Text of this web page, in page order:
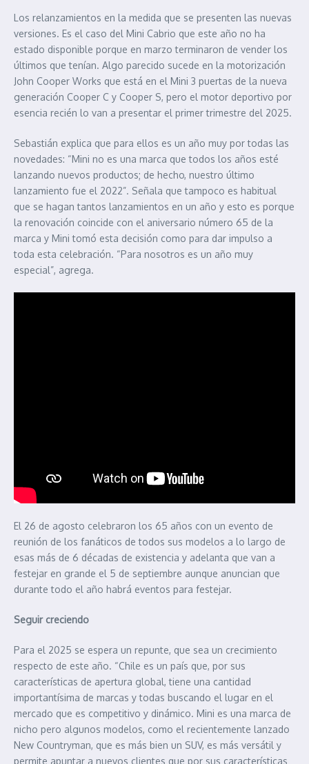
Los relanzamientos en la medida que se presenten las nuevas
versiones. Es el caso del Mini Cabrio que este año no ha
estado disponible porque en marzo terminaron de vender los
últimos que tenían. Algo parecido sucede en la motorización
John Cooper Works que está en el Mini 3 puertas de la nueva
generación Cooper C y Cooper S, pero el motor deportivo por
esencia recién lo van a presentar el primer trimestre del 2025.
Sebastián explica que para ellos es un año muy por todas las
novedades: “Mini no es una marca que todos los años esté
lanzando nuevos productos; de hecho, nuestro último
lanzamiento fue el 2022”. Señala que tampoco es habitual
que se hagan tantos lanzamientos en un año y esto es porque
la renovación coincide con el aniversario número 65 de la
marca y Mini tomó esta decisión como para dar impulso a
toda esta celebración. “Para nosotros es un año muy
especial”, agrega.
El 26 de agosto celebraron los 65 años con un evento de
reunión de los fanáticos de todos sus modelos a lo largo de
esas más de 6 décadas de existencia y adelanta que van a
festejar en grande el 5 de septiembre aunque anuncian que
durante todo el año habrá eventos para festejar.
Seguir creciendo
Para el 2025 se espera un repunte, que sea un crecimiento
respecto de este año. “Chile es un país que, por sus
características de apertura global, tiene una cantidad
importantísima de marcas y todas buscando el lugar en el
mercado que es competitivo y dinámico. Mini es una marca de
nicho pero algunos modelos, como el recientemente lanzado
New Countryman, que es más bien un SUV, es más versátil y
permite apuntar a nuevos clientes que por sus características